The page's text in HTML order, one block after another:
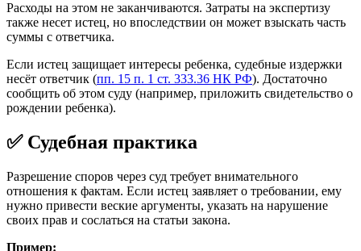
Расходы на этом не заканчиваются. Затраты на экспертизу
также несет истец, но впоследствии он может взыскать часть
суммы с ответчика.
Если истец защищает интересы ребенка, судебные издержки
несёт ответчик (пп. 15 п. 1 ст. 333.36 НК РФ). Достаточно
сообщить об этом суду (например, приложить свидетельство о
рождении ребенка).
✅ Судебная практика
Разрешение споров через суд требует внимательного
отношения к фактам. Если истец заявляет о требовании, ему
нужно привести веские аргументы, указать на нарушение
своих прав и сослаться на статьи закона.
Пример: